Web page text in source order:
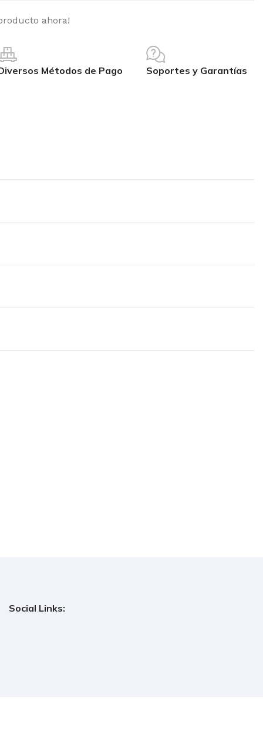
ahora!
Métodos de Pago Soportes y Garantías
Social Links: